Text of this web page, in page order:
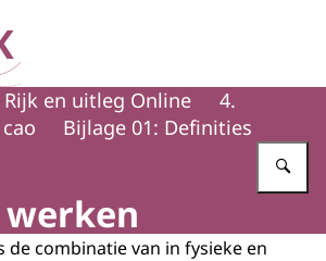
van CAO Rijk
Rijk en uitleg Online
4.
Bijlage 01: Definities
de combinatie van in fysieke en